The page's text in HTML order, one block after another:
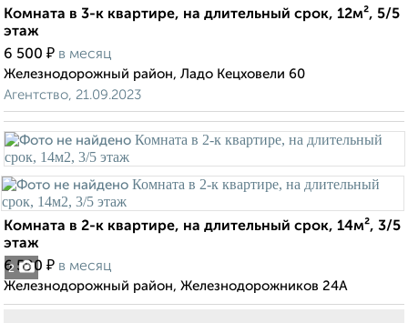
Комната в 3-к квартире, на длительный срок, 12м², 5/5
этаж
6 500 ₽ в месяц
Железнодорожный район, Ладо Кецховели 60
Агентство, 21.09.2023
2
Комната в 2-к квартире, на длительный срок, 14м², 3/5
этаж
6 500 ₽ в месяц
Железнодорожный район, Железнодорожников 24А